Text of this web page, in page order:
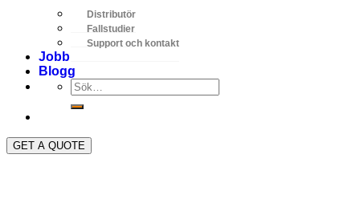
Distributör
Fallstudier
Support och kontakt
Jobb
Blogg
GET A QUOTE